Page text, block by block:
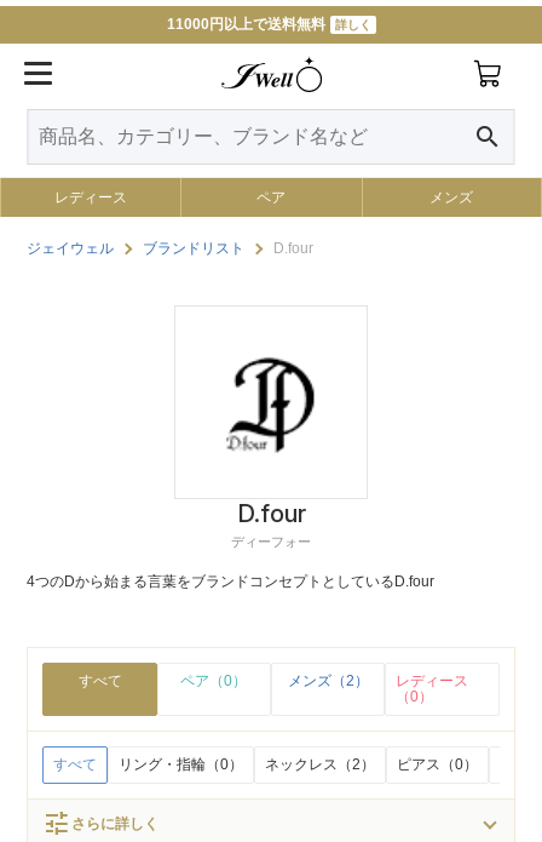
11000円以上で送料無料 詳しく
search
レディース ペア メンズ
ジェイウェル ブランドリスト D.four
D.four
ディーフォー
4つのDから始まる言葉をブランドコンセプトとしているD.four
すべて ペア（0） メンズ（2）
レディース
（0）
すべて リング・指輪（0） ネックレス（2） ピアス（0）
tune さらに詳しく